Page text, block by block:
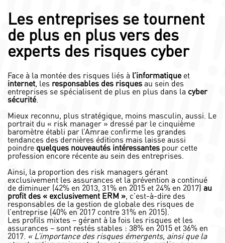
Les entreprises se tournent
de plus en plus vers des
experts des risques cyber
Face à la montée des risques liés à l’informatiqueet
internet, les responsables des risques au sein des
entreprises se spécialisent de plus en plus dans la cyber
sécurité.
Mieux reconnu, plus stratégique, moins masculin, aussi. Le
portrait du « risk manager » dressé par le cinquième
baromètre établi par l’Amrae confirme les grandes
tendances des dernières éditions mais laisse aussi
poindre quelques nouveautés intéressantes pour cette
profession encore récente au sein des entreprises.
Ainsi, la proportion des risk managers gérant
exclusivement les assurances et la prévention a continué
de diminuer (42% en 2013, 31% en 2015 et 24% en 2017) au
profit des « exclusivement ERM », c’est-à-dire des
responsables de la gestion de globale des risques de
l’entreprise (40% en 2017 contre 31% en 2015).
Les profils mixtes – gérant à la fois les risques et les
assurances – sont restés stables : 38% en 2015 et 36% en
2017. « L’importance des risques émergents, ainsi que la